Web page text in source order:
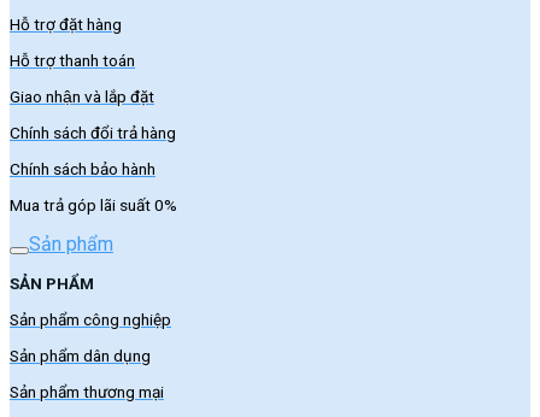
Hỗ trợ đặt hàng
Hỗ trợ thanh toán
Giao nhận và lắp đặt
Chính sách đổi trả hàng
Chính sách bảo hành
Mua trả góp lãi suất 0%
Sản phẩm
SẢN PHẨM
Sản phẩm công nghiệp
Sản phẩm dân dụng
Sản phẩm thương mại